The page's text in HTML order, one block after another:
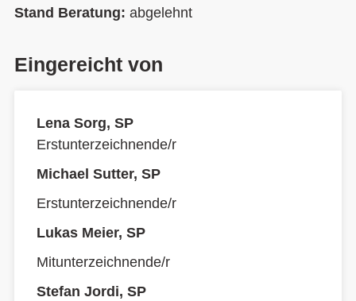
Stand Beratung: abgelehnt
Eingereicht von
Lena Sorg, SP
Erstunterzeichnende/r
Michael Sutter, SP
Erstunterzeichnende/r
Lukas Meier, SP
Mitunterzeichnende/r
Stefan Jordi, SP